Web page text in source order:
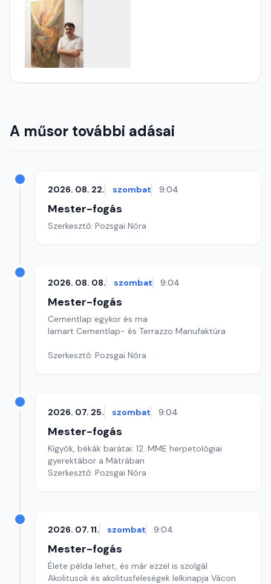
A műsor további adásai
2026. 08. 22. szombat 9:04
Mester-fogás
Szerkesztő: Pozsgai Nóra
2026. 08. 08. szombat 9:04
Mester-fogás
Cementlap egykor és ma
Iamart Cementlap- és Terrazzo Manufaktúra
Szerkesztő: Pozsgai Nóra
2026. 07. 25. szombat 9:04
Mester-fogás
Kígyók, békák barátai: 12. MME herpetológiai
gyerektábor a Mátrában
Szerkesztő: Pozsgai Nóra
2026. 07. 11. szombat 9:04
Mester-fogás
Élete példa lehet, és már ezzel is szolgál
Akolitusok és akolitusfeleségek lelkinapja Vácon